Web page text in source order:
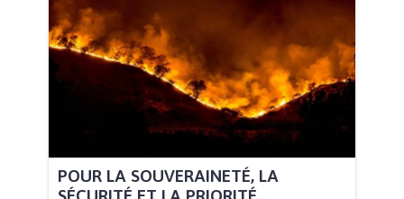
POUR LA SOUVERAINETÉ, LA